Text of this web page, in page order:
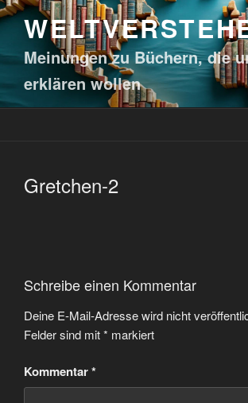
Meinungen zu Büchern, die
erklären wollen
Gretchen-2
Schreibe einen Kommentar
Deine E-Mail-Adresse wird nicht
Felder sind mit* markiert
Kommentar*